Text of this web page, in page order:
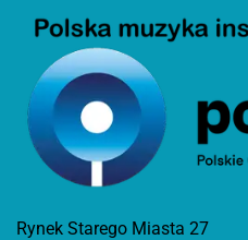
Rynek Starego Miasta 27